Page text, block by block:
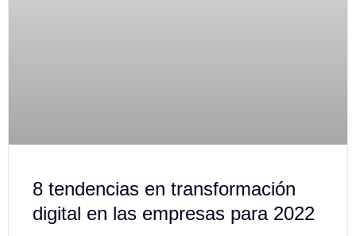
8 tendencias en transformación
digital en las empresas para 2022